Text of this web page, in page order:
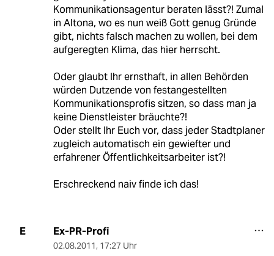
Kommunikationsagentur beraten lässt?! Zumal
in Altona, wo es nun weiß Gott genug Gründe
gibt, nichts falsch machen zu wollen, bei dem
aufgeregten Klima, das hier herrscht.
Oder glaubt Ihr ernsthaft, in allen Behörden
würden Dutzende von festangestellten
Kommunikationsprofis sitzen, so dass man ja
keine Dienstleister bräuchte?!
Oder stellt Ihr Euch vor, dass jeder Stadtplaner
zugleich automatisch ein gewiefter und
erfahrener Öffentlichkeitsarbeiter ist?!
Erschreckend naiv finde ich das!
E Ex-PR-Profi
02.08.2011, 17:27 Uhr